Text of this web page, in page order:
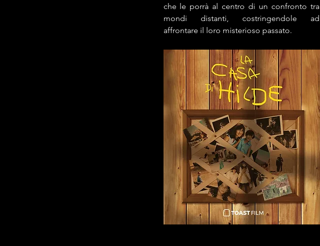
che le porrà al centro di un confronto tra
mondi distanti, costringendole ad
affrontare il loro misterioso passato.